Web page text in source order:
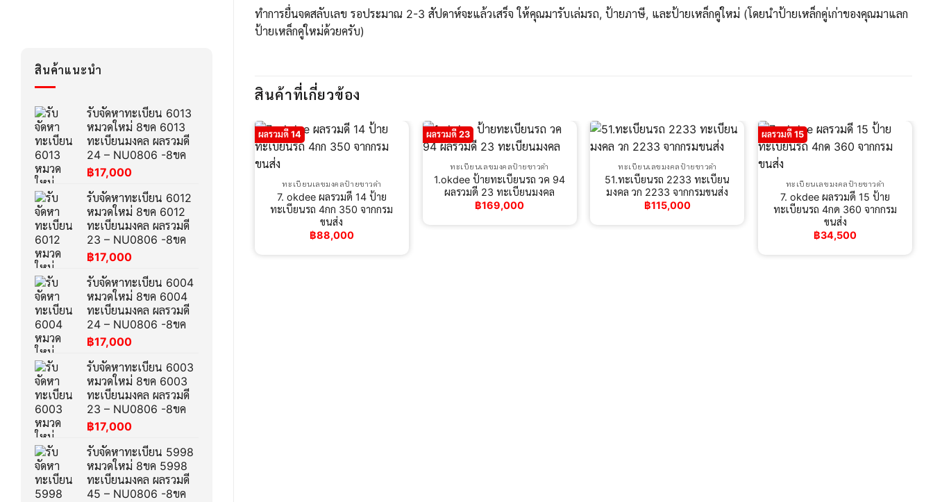
สินค้าแนะนำ
รับจัดหาทะเบียน 6013
หมวดใหม่ 8ขค 6013
ทะเบียนมงคล ผลรวมดี
24 – NU0806 -8ขค
฿17,000
รับจัดหาทะเบียน 6012
หมวดใหม่ 8ขค 6012
ทะเบียนมงคล ผลรวมดี
23 – NU0806 -8ขค
฿17,000
รับจัดหาทะเบียน 6004
หมวดใหม่ 8ขค 6004
ทะเบียนมงคล ผลรวมดี
24 – NU0806 -8ขค
฿17,000
รับจัดหาทะเบียน 6003
หมวดใหม่ 8ขค 6003
ทะเบียนมงคล ผลรวมดี
23 – NU0806 -8ขค
฿17,000
รับจัดหาทะเบียน 5998
หมวดใหม่ 8ขค 5998
ทะเบียนมงคล ผลรวมดี
45 – NU0806 -8ขค
ทำการยื่นจดสลับเลข รอประมาณ 2-3 สัปดาห์จะแล้วเสร็จ ให้คุณมารับเล่มรถ, ป้ายภาษี, และป้ายเหล็กคู่ใหม่ (โดยนำป้ายเหล็กคู่เก่าของคุณมาแลก
ป้ายเหล็กคู่ใหม่ด้วยครับ)
สินค้าที่เกี่ยวข้อง
ผลรวมดี 14
ทะเบียนเลขมงคลป้ายขาวดำ
7. okdee ผลรวมดี 14 ป้าย
ทะเบียนรถ 4กก 350 จากกรม
ขนส่ง
฿88,000
ผลรวมดี 23
ทะเบียนเลขมงคลป้ายขาวดำ
1.okdee ป้ายทะเบียนรถ วค 94
ผลรวมดี 23 ทะเบียนมงคล
฿169,000
ทะเบียนเลขมงคลป้ายขาวดำ
51.ทะเบียนรถ 2233 ทะเบียน
มงคล วก 2233 จากกรมขนส่ง
฿115,000
ผลรวมดี 15
ทะเบียนเลขมงคลป้ายขาวดำ
7. okdee ผลรวมดี 15 ป้าย
ทะเบียนรถ 4กด 360 จากกรม
ขนส่ง
฿34,500